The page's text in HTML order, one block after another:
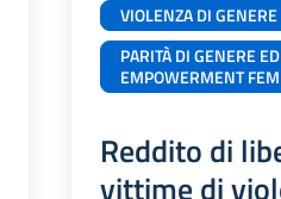
VIOLENZA DI GENERE
PARITÀ DI GENERE ED
EMPOWERMENT
Reddito di
vittime di